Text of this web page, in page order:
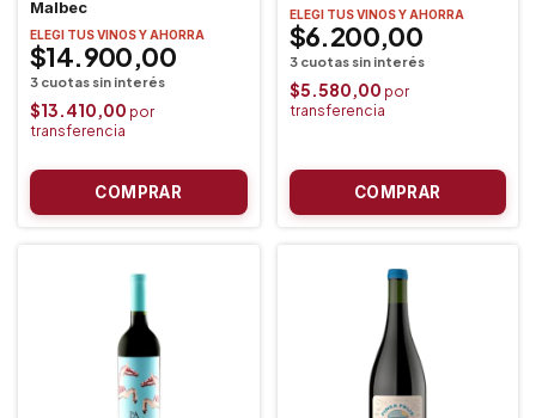
Malbec
ELEGI TUS VINOS Y AHORRA
$14.900,00
$13.410,00
ELEGI TUS VINOS Y AHORRA
$6.200,00
$5.580,00